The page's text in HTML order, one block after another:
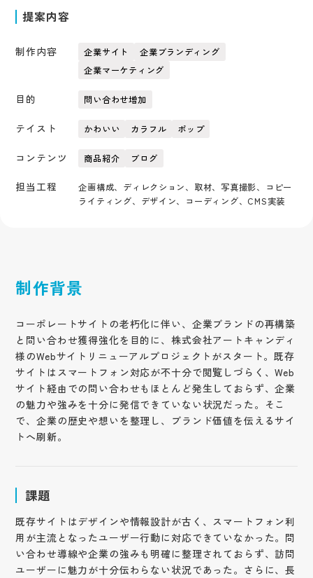
提案内容
制作内容 企業サイト
企業ブランディング
企業マーケティング
目的 問い合わせ増加
テイスト かわいい カラフル ポップ
コンテンツ 商品紹介 ブログ
担当工程
企画構成、ディレクション、取材、写真撮影、コピー
ライティング、デザイン、コーディング、CMS実装
制作背景
コーポレートサイトの老朽化に伴い、企業ブランドの再構築
と問い合わせ獲得強化を目的に、株式会社アートキャンディ
様のWebサイトリニューアルプロジェクトがスタート。既存
サイトはスマートフォン対応が不十分で閲覧しづらく、Web
サイト経由での問い合わせもほとんど発生しておらず、企業
の魅力や強みを十分に発信できていない状況だった。そこ
で、企業の歴史や想いを整理し、ブランド価値を伝えるサイ
トへ刷新。
課題
既存サイトはデザインや情報設計が古く、スマートフォン利
用が主流となったユーザー行動に対応できていなかった。問
い合わせ導線や企業の強みも明確に整理されておらず、訪問
ユーザーに魅力が十分伝わらない状況であった。さらに、長